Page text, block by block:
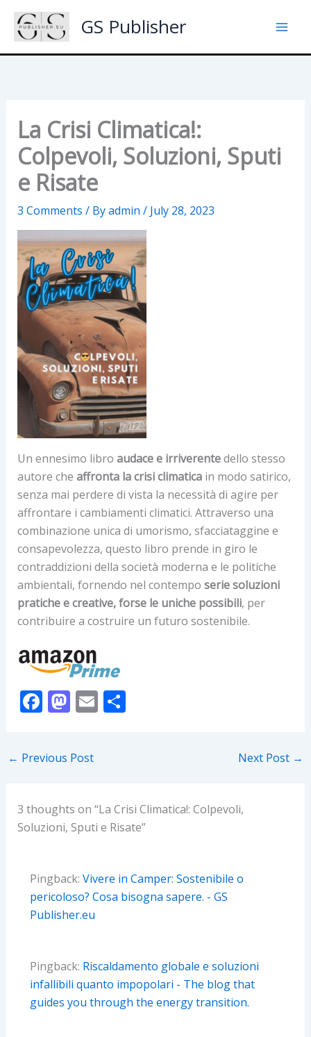
Skip
content
GS Publisher
La Crisi Climatica!:
Colpevoli, Soluzioni, Sputi
e Risate
3 Comments / Byadmin / July 28, 2023
Un ennesimo libro audace e irriverentedello stesso
autore che affronta la crisi climaticain modo satirico,
senza mai perdere di vista la necessità di agire per
affrontare i cambiamenti climatici. Attraverso una
combinazione unica di umorismo, sfacciataggine e
consapevolezza, questo libro prende in giro le
contraddizioni della società moderna e le politiche
ambientali, fornendo nel contempo serie soluzioni
pratiche e creative, forse le uniche possibili, per
contribuire a costruire un futuro sostenibile.
F
b
o
k
M
d
n
E S
← Previous Post Next Post →
3 thoughts on “La Crisi Climatica!: Colpevoli,
Soluzioni, Sputi e Risate”
Pingback: Vivere in Camper: Sostenibile o
pericoloso? Cosa bisogna sapere. - GS
Publisher.eu
Pingback: Riscaldamento globale e soluzioni
infallibili quanto impopolari - The blog that
guides you through the energy transition.